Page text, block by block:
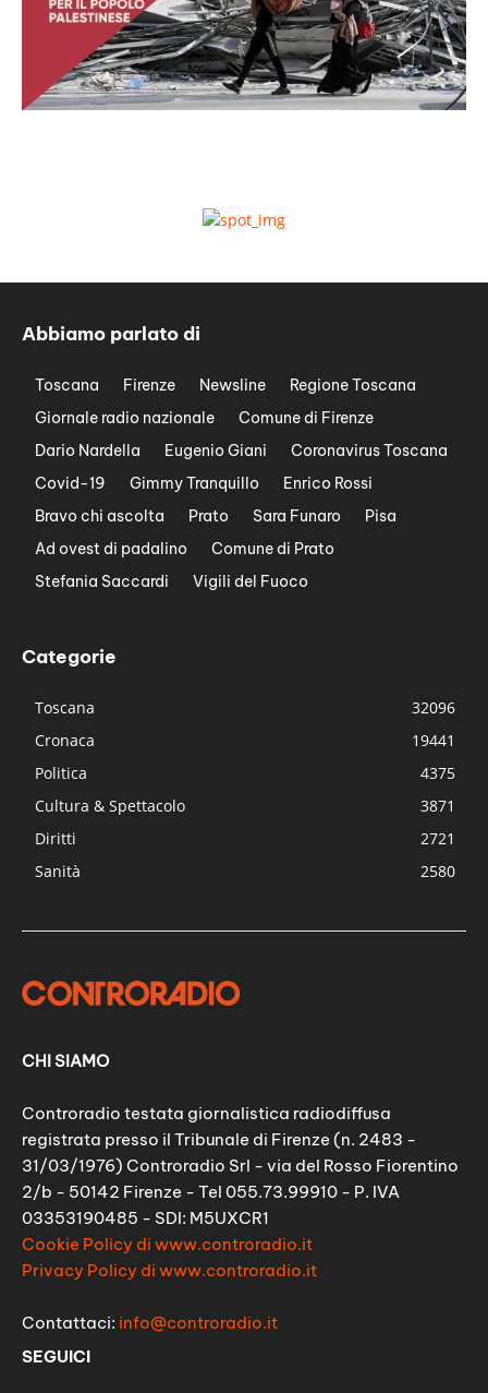
Abbiamo parlato di
Toscana Firenze Newsline
Regione Toscana
Giornale radio nazionale
Comune di Firenze
Dario Nardella
Eugenio Giani
Coronavirus Toscana
Covid-19
Gimmy Tranquillo
Enrico Rossi
Bravo chi ascolta
Prato Sara Funaro
Pisa
Ad ovest di padalino
Comune di Prato
Stefania Saccardi
Vigili del Fuoco
Categorie
Toscana
32096
Cronaca
19441
Politica
4375
Cultura & Spettacolo
3871
Diritti
2721
Sanità
2580
CHI SIAMO
Controradio testata giornalistica radiodiffusa
registrata presso il Tribunale di Firenze (n. 2483 -
31/03/1976) Controradio Srl - via del Rosso Fiorentino
2/b - 50142 Firenze - Tel 055.73.99910 - P. IVA
03353190485 - SDI: M5UXCR1
Cookie Policy di www.controradio.it
Privacy Policy di www.controradio.it
Contattaci: info@controradio.it
SEGUICI